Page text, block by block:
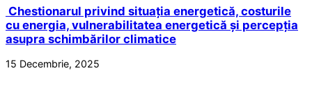
Chestionarul privind situația energetică, costurile
cu energia, vulnerabilitatea energetică și percepția
asupra schimbărilor climatice
15 Decembrie, 2025